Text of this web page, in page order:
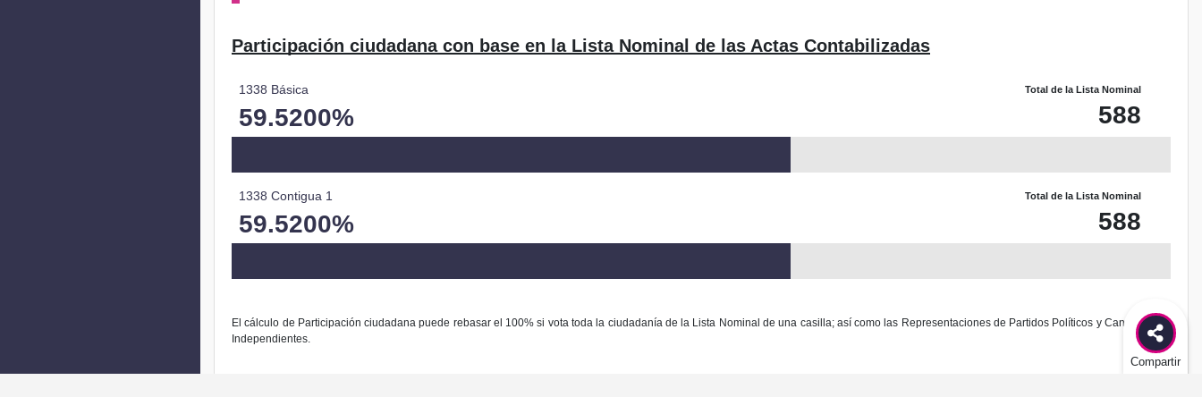
Compartir
Participación ciudadana con base en la Lista Nominal de las Actas Contabilizadas
1338 Básica
59.5200%
Total de la Lista Nominal
588
1338 Contigua 1
59.5200%
Total de la Lista Nominal
588
El cálculo de Participación ciudadana puede rebasar el 100% si vota toda la ciudadanía de la Lista Nominal de una casilla; así como las Representaciones de Partidos Políticos y Candidaturas
Independientes.